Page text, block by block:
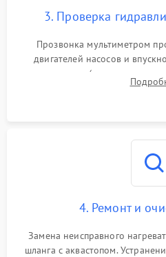
3. Проверка
Прозвонка мультиметром
двигателей насосов и
прессостата (датчика
концевика дверцы и
4. Ремонт и
Замена неисправного
шланга с аквастопом.